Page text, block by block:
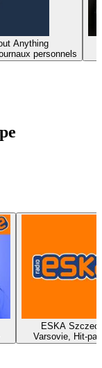
Anything
personnels
ESKA
Varsovie, Hit-